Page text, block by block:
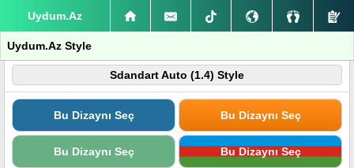
Uydum.Az
Uydum.Az Style
Sdandart Auto (1.4) Style
Bu Dizaynı Seç Bu Dizaynı Seç
Bu Dizaynı Seç Bu Dizaynı Seç